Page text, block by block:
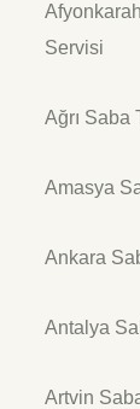
Servisi
Ağrı Saba
Amasya
Ankara
Antalya
Artvin